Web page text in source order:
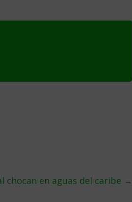
chocan en aguas del caribe →